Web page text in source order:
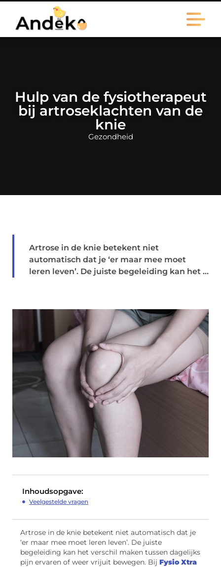
Hulp van de fysiotherapeut
bij artroseklachten van de
knie
Gezondheid
Artrose in de knie betekent niet
automatisch dat je ‘er maar mee moet
leren leven’. De juiste begeleiding kan het ...
Inhoudsopgave:
Veelgestelde vragen
Artrose in de knie betekent niet automatisch dat je
‘er maar mee moet leren leven’. De juiste
begeleiding kan het verschil maken tussen dagelijks
pijn ervaren of weer vrijuit bewegen. Bij Fysio Xtra